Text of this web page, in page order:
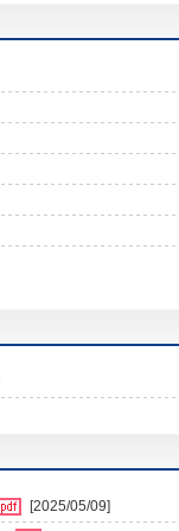
[2025/05/09]